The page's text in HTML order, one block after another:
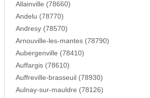
Allainville (78660)
Andelu (78770)
Andresy (78570)
Arnouville-les-mantes (78790)
Aubergenville (78410)
Auffargis (78610)
Auffreville-brasseuil (78930)
Aulnay-sur-mauldre (78126)